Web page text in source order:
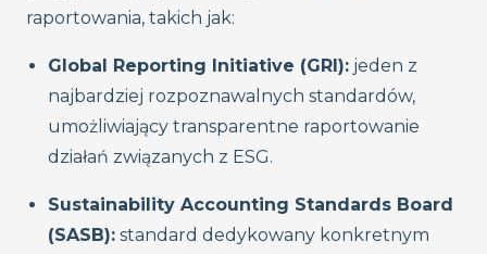
raportowania, takich jak:
Global Reporting Initiative (GRI): jeden z
najbardziej rozpoznawalnych standardów,
umożliwiający transparentne raportowanie
działań związanych z ESG.
Sustainability Accounting Standards Board
(SASB): standard dedykowany konkretnym